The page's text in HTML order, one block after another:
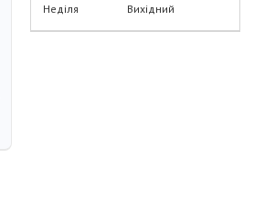
Неділя
Вихідний